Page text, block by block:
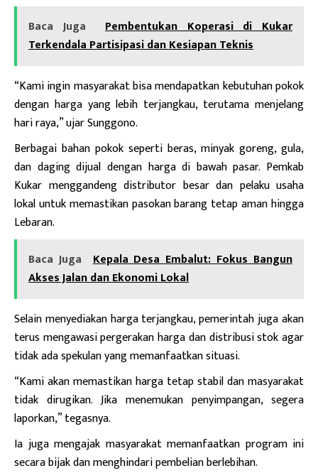
Baca Juga
Pembentukan Koperasi di Kukar
Terkendala Partisipasi dan Kesiapan Teknis
“Kami ingin masyarakat bisa mendapatkan kebutuhan pokok
dengan harga yang lebih terjangkau, terutama menjelang
hari raya,” ujar Sunggono.
Berbagai bahan pokok seperti beras, minyak goreng, gula,
dan daging dijual dengan harga di bawah pasar. Pemkab
Kukar menggandeng distributor besar dan pelaku usaha
lokal untuk memastikan pasokan barang tetap aman hingga
Lebaran.
Baca Juga
Kepala Desa Embalut: Fokus Bangun
Akses Jalan dan Ekonomi Lokal
Selain menyediakan harga terjangkau, pemerintah juga akan
terus mengawasi pergerakan harga dan distribusi stok agar
tidak ada spekulan yang memanfaatkan situasi.
“Kami akan memastikan harga tetap stabil dan masyarakat
tidak dirugikan. Jika menemukan penyimpangan, segera
laporkan,” tegasnya.
Ia juga mengajak masyarakat memanfaatkan program ini
secara bijak dan menghindari pembelian berlebihan.